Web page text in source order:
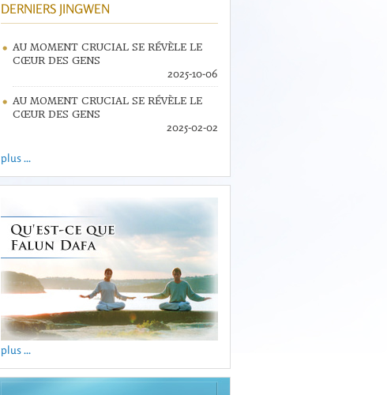
DERNIERS JINGWEN
AU MOMENT CRUCIAL SE RÉVÈLE LE
CŒUR DES GENS
2025-10-06
AU MOMENT CRUCIAL SE RÉVÈLE LE
CŒUR DES GENS
2025-02-02
plus ...
plus ...